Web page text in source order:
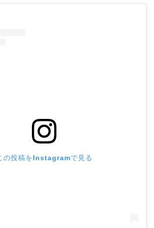
の投稿をInstagramで見る